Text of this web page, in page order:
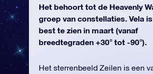
Het behoort tot de Heavenly
groep van constellaties. Vela
best te zien in maart (vanaf
breedtegraden +30° tot -90°).
Het sterrenbeeld Zeilen is een